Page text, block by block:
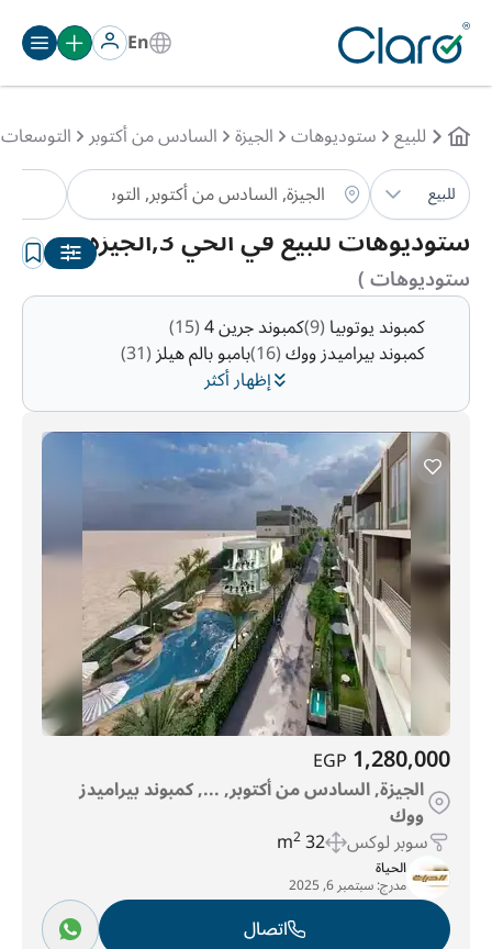
En
للبيع ستوديوهات الجيزة السادس من أكتوبر
للبيع
ستوديوهات للبيع في الحي 3,الجيزة
(2
ستوديوهات )
الترتيب:تلقائي
إظهار أكثر
كمبوند يوتوبيا(9) كمبوند جرين 4 (15)
كمبوند بيراميدز ووك(16) بامبو بالم هيلز(31)
1,280,000
EGP
الجيزة, السادس من أكتوبر, ..., كمبوند بيراميدز
ووك
سوبر لوكس 32 m
2
الحياة
مدرج:سبتمبر 6, 2025
اتصال